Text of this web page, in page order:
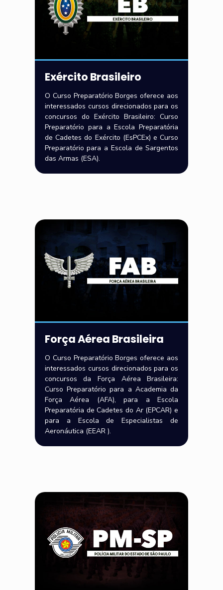
Exército Brasileiro
O Curso Preparatório Borges oferece aos
interessados cursos direcionados para os
concursos do Exército Brasileiro: Curso
Preparatório para a Escola Preparatória
de Cadetes do Exército (EsPCEx) e Curso
Preparatório para a Escola de Sargentos
das Armas (ESA).
Força Aérea Brasileira
O Curso Preparatório Borges oferece aos
interessados cursos direcionados para os
concursos da Força Aérea Brasileira:
Curso Preparatório para a Academia da
Força Aérea (AFA), para a Escola
Preparatória de Cadetes do Ar (EPCAR) e
para a Escola de Especialistas de
Aeronáutica (EEAR ).